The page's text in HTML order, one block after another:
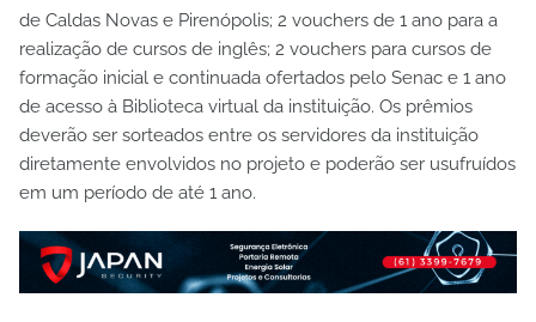
de Caldas Novas e Pirenópolis; 2 vouchers de 1 ano para a
realização de cursos de inglês; 2 vouchers para cursos de
formação inicial e continuada ofertados pelo Senac e 1 ano
de acesso à Biblioteca virtual da instituição. Os prêmios
deverão ser sorteados entre os servidores da instituição
diretamente envolvidos no projeto e poderão ser usufruídos
em um período de até 1 ano.